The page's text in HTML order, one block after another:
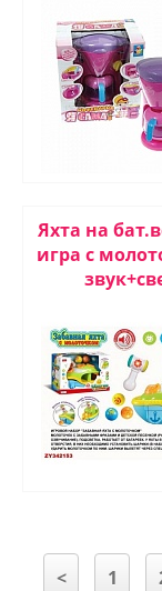
Яхта на
игра с
< 1